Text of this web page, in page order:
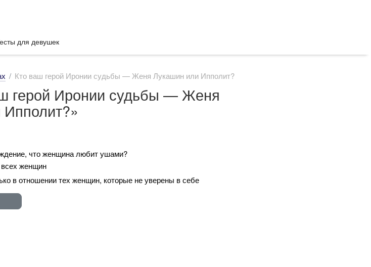
для девушек
Кто ваш герой Иронии судьбы — Женя Лукашин или Ипполит?
герой Иронии судьбы — Женя
что женщина любит ушами?
женщин
в отношении тех женщин, которые не уверены в себе